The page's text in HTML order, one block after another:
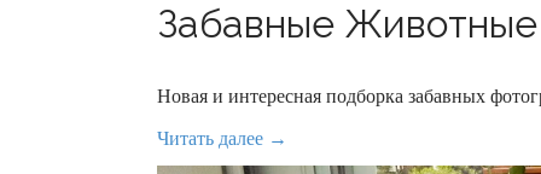
Забавные Животные
Новая и интересная подборка забавных
Читать далее →